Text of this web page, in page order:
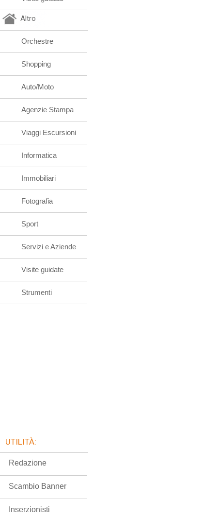
Altro
Orchestre
Shopping
Auto/Moto
Agenzie Stampa
Viaggi Escursioni
Informatica
Immobiliari
Fotografia
Sport
Servizi e Aziende
Visite guidate
Strumenti
UTILITÀ:
Redazione
Scambio Banner
Inserzionisti